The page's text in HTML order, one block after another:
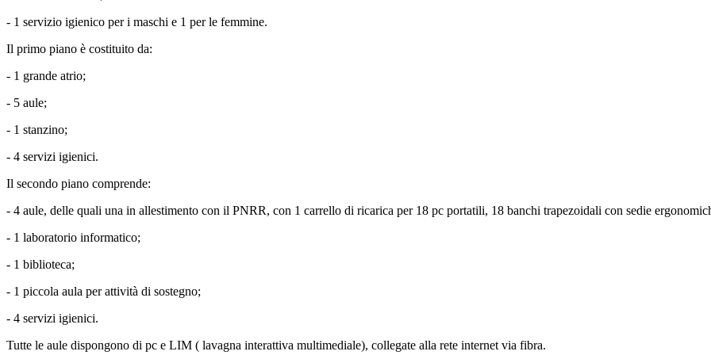
- 1 servizio igienico per i maschi e 1 per le femmine.
Il primo piano è costituito da:
- 1 grande atrio;
- 5 aule;
- 1 stanzino;
- 4 servizi igienici.
Il secondo piano comprende:
- 4 aule, delle quali una in allestimento con il PNRR, con 1 carrello di ricarica per 18 pc portatili, 18 banchi trapezoidali con sedie
- 1 laboratorio informatico;
- 1 biblioteca;
- 1 piccola aula per attività di sostegno;
- 4 servizi igienici.
Tutte le aule dispongono di pc e LIM ( lavagna interattiva multimediale), collegate alla rete internet via fibra.